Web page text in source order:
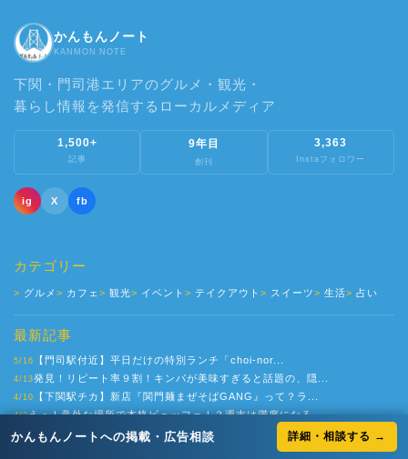
かんもんノートへの掲載・広告相談 詳細・相談する →
かんもんノート
KANMON NOTE
下関・門司港エリアのグルメ・観光・
暮らし情報を発信するローカルメディア
1,500+
記事
9年目
創刊
3,363
Instaフォロワー
ig X fb
カテゴリー
グルメ カフェ 観光 イベント テイクアウト スイーツ 生活 占い
最新記事
5/16 【門司駅付近】平日だけの特別ランチ「choi-nor...
4/13発見！リピート率９割！キンパが美味すぎると話題の、隠...
4/10 【下関駅チカ】新店『関門麺まぜそばGANG』って？ラ...
4/3えっ！意外な場所で本格ビュッフェ！？週末は満席になる...